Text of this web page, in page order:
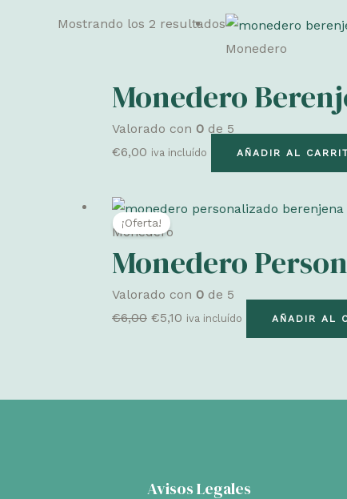
Mostrando los 2 resultados
Monedero
Monedero
Valorado con 0 de 5
€6,00 iva incluído AÑADIR AL
¡Oferta!
Monedero
Monedero
Valorado con 0 de 5
€6,00 El
€5,10 El
iva incluído AÑADIR AL
Avisos Legales